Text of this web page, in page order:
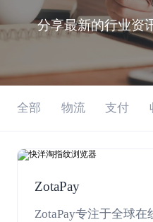
分享最新的行业资
全部 物流 支付
ZotaPay
ZotaPay专注于全球